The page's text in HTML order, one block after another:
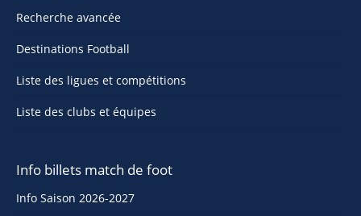
Recherche avancée
Destinations Football
Liste des ligues et compétitions
Liste des clubs et équipes
Info billets match de foot
Info Saison 2026-2027